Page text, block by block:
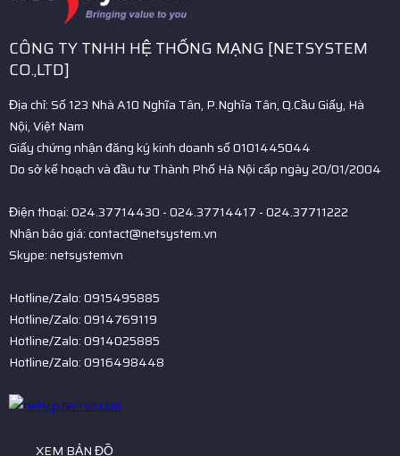
CÔNG TY TNHH HỆ THỐNG MẠNG [NETSYSTEM
CO.,LTD]
Địa chỉ: Số 123 Nhà A10 Nghĩa Tân, P.Nghĩa Tân, Q.Cầu Giấy, Hà
Nội, Việt Nam
Giấy chứng nhận đăng ký kinh doanh số 0101445044
Do sở kế hoạch và đầu tư Thành Phố Hà Nội cấp ngày 20/01/2004
Điện thoại: 024.37714430 - 024.37714417 - 024.37711222
Nhận báo giá: contact@netsystem.vn
Skype: netsystemvn
Hotline/Zalo: 0915495885
Hotline/Zalo: 0914769119
Hotline/Zalo: 0914025885
Hotline/Zalo: 0916498448
XEM BẢN ĐỒ